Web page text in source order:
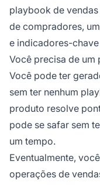
playbook de
de compradores,
e indicadores-
Você precisa de um
Você pode ter
sem ter nenhum
produto resolve
pode se safar sem
um tempo.
Eventualmente,
operações de